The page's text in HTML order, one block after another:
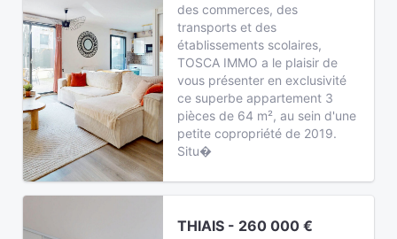
des commerces, des
transports et des
établissements scolaires,
TOSCA IMMO a le plaisir de
vous présenter en exclusivité
ce superbe appartement 3
pièces de 64 m², au sein d'une
petite copropriété de 2019.
Situ�
THIAIS - 260 000 €